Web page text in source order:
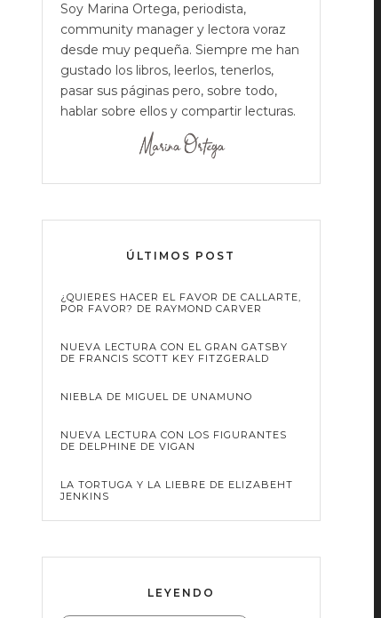
Soy Marina Ortega, periodista,
community manager y lectora voraz
desde muy pequeña. Siempre me han
gustado los libros, leerlos, tenerlos,
pasar sus páginas pero, sobre todo,
hablar sobre ellos y compartir lecturas.
ÚLTIMOS POST
¿QUIERES HACER EL FAVOR DE CALLARTE,
POR FAVOR? DE RAYMOND CARVER
NUEVA LECTURA CON EL GRAN GATSBY
DE FRANCIS SCOTT KEY FITZGERALD
NIEBLA DE MIGUEL DE UNAMUNO
NUEVA LECTURA CON LOS FIGURANTES
DE DELPHINE DE VIGAN
LA TORTUGA Y LA LIEBRE DE ELIZABEHT
JENKINS
LEYENDO